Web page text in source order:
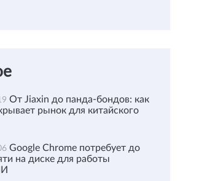
От Jiaxin до панда-бондов: как
рынок для китайского
Google Chrome потребует до
на диске для работы